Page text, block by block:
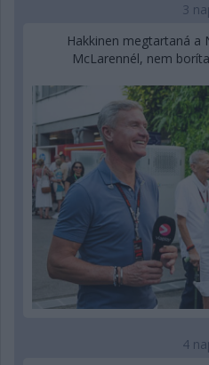
3
Hakkinen megtartaná a
McLarennél, nem
4